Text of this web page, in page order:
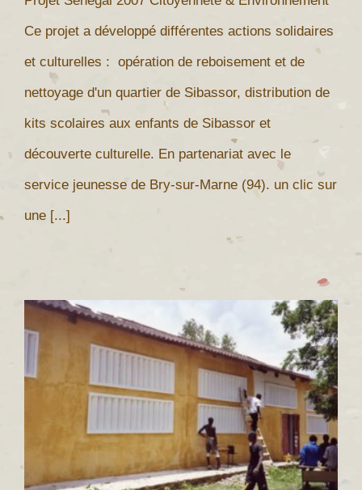
Ce projet a développé différentes actions solidaires
et culturelles : opération de reboisement et de
nettoyage d'un quartier de Sibassor, distribution de
kits scolaires aux enfants de Sibassor et
découverte culturelle. En partenariat avec le
service jeunesse de Bry-sur-Marne (94). un clic sur
une [...]